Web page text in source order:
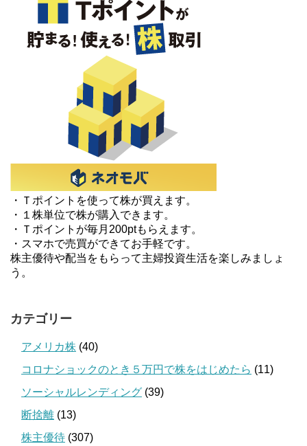
・Ｔポイントを使って株が買えます。
・１株単位で株が購入できます。
・Ｔポイントが毎月200ptもらえます。
・スマホで売買ができてお手軽です。
株主優待や配当をもらって主婦投資生活を楽しみましょ
う。
カテゴリー
アメリカ株 (40)
コロナショックのとき５万円で株をはじめたら (11)
ソーシャルレンディング (39)
断捨離 (13)
株主優待 (307)